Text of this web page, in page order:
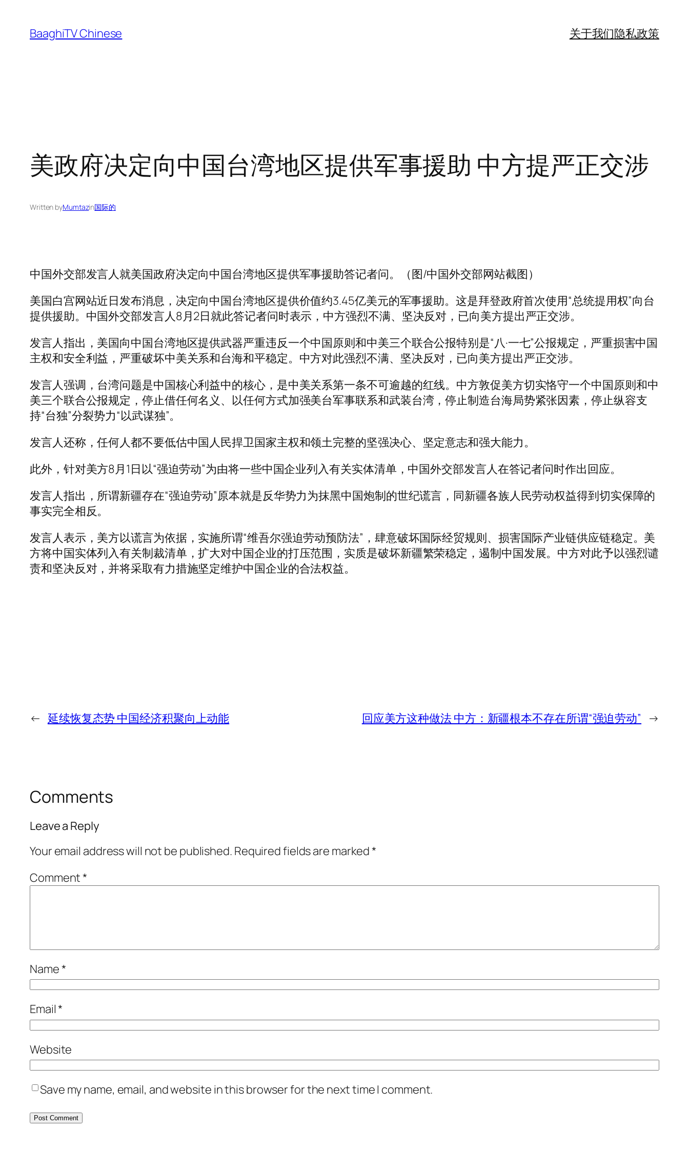
content
BaaghiTV Chinese 关于我们隐私政策
美政府决定向中国台湾地区提供军事援助 中方提严正交涉
Written byMumtazin国际的
中国外交部发言人就美国政府决定向中国台湾地区提供军事援助答记者问。（图/中国外交部网站截图）
美国白宫网站近日发布消息，决定向中国台湾地区提供价值约3.45亿美元的军事援助。这是拜登政府首次使用“总统提用权”向台
提供援助。中国外交部发言人8月2日就此答记者问时表示，中方强烈不满、坚决反对，已向美方提出严正交涉。
发言人指出，美国向中国台湾地区提供武器严重违反一个中国原则和中美三个联合公报特别是“八·一七”公报规定，严重损害中国
主权和安全利益，严重破坏中美关系和台海和平稳定。中方对此强烈不满、坚决反对，已向美方提出严正交涉。
发言人强调，台湾问题是中国核心利益中的核心，是中美关系第一条不可逾越的红线。中方敦促美方切实恪守一个中国原则和中
美三个联合公报规定，停止借任何名义、以任何方式加强美台军事联系和武装台湾，停止制造台海局势紧张因素，停止纵容支
持“台独”分裂势力“以武谋独”。
发言人还称，任何人都不要低估中国人民捍卫国家主权和领土完整的坚强决心、坚定意志和强大能力。
此外，针对美方8月1日以“强迫劳动”为由将一些中国企业列入有关实体清单，中国外交部发言人在答记者问时作出回应。
发言人指出，所谓新疆存在“强迫劳动”原本就是反华势力为抹黑中国炮制的世纪谎言，同新疆各族人民劳动权益得到切实保障的
事实完全相反。
发言人表示，美方以谎言为依据，实施所谓“维吾尔强迫劳动预防法”，肆意破坏国际经贸规则、损害国际产业链供应链稳定。美
方将中国实体列入有关制裁清单，扩大对中国企业的打压范围，实质是破坏新疆繁荣稳定，遏制中国发展。中方对此予以强烈谴
责和坚决反对，并将采取有力措施坚定维护中国企业的合法权益。
← 延续恢复态势 中国经济积聚向上动能 回应美方这种做法 中方：新疆根本不存在所谓“强迫劳动” →
Comments
Leave a Reply
Your email address will not be published. Required fields are marked*
Comment*
Name*
Email*
Website
Save my name, email, and website in this browser for the next time I comment.